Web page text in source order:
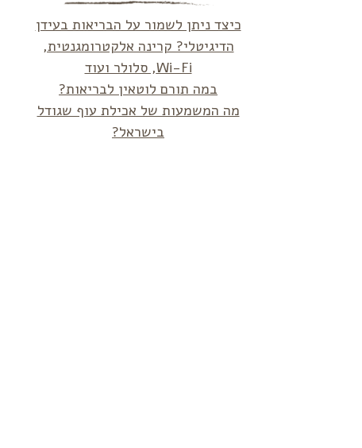
כיצד ניתן לשמור על הבריאות בעידן
הדיגיטלי? קרינה אלקטרומגנטית,
Wi-Fi, סלולר ועוד
במה תורם לוטאין לבריאות?
מה המשמעות של אכילת עוף שגודל
בישראל?